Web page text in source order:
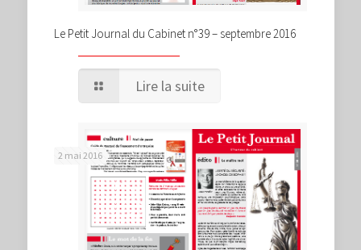
Le Petit Journal du Cabinet n°39 – septembre 2016
Lire la suite
2 mai 2016